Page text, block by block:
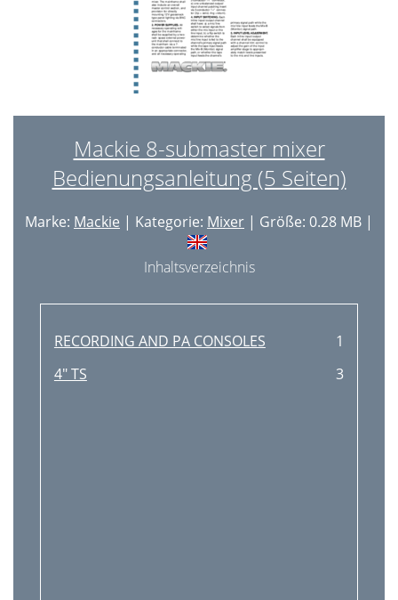
Mackie 8-submaster mixer
Bedienungsanleitung (5 Seiten)
Marke: Mackie | Kategorie: Mixer | Größe: 0.28 MB |
Inhaltsverzeichnis
RECORDING AND PA CONSOLES
1
4" TS
3